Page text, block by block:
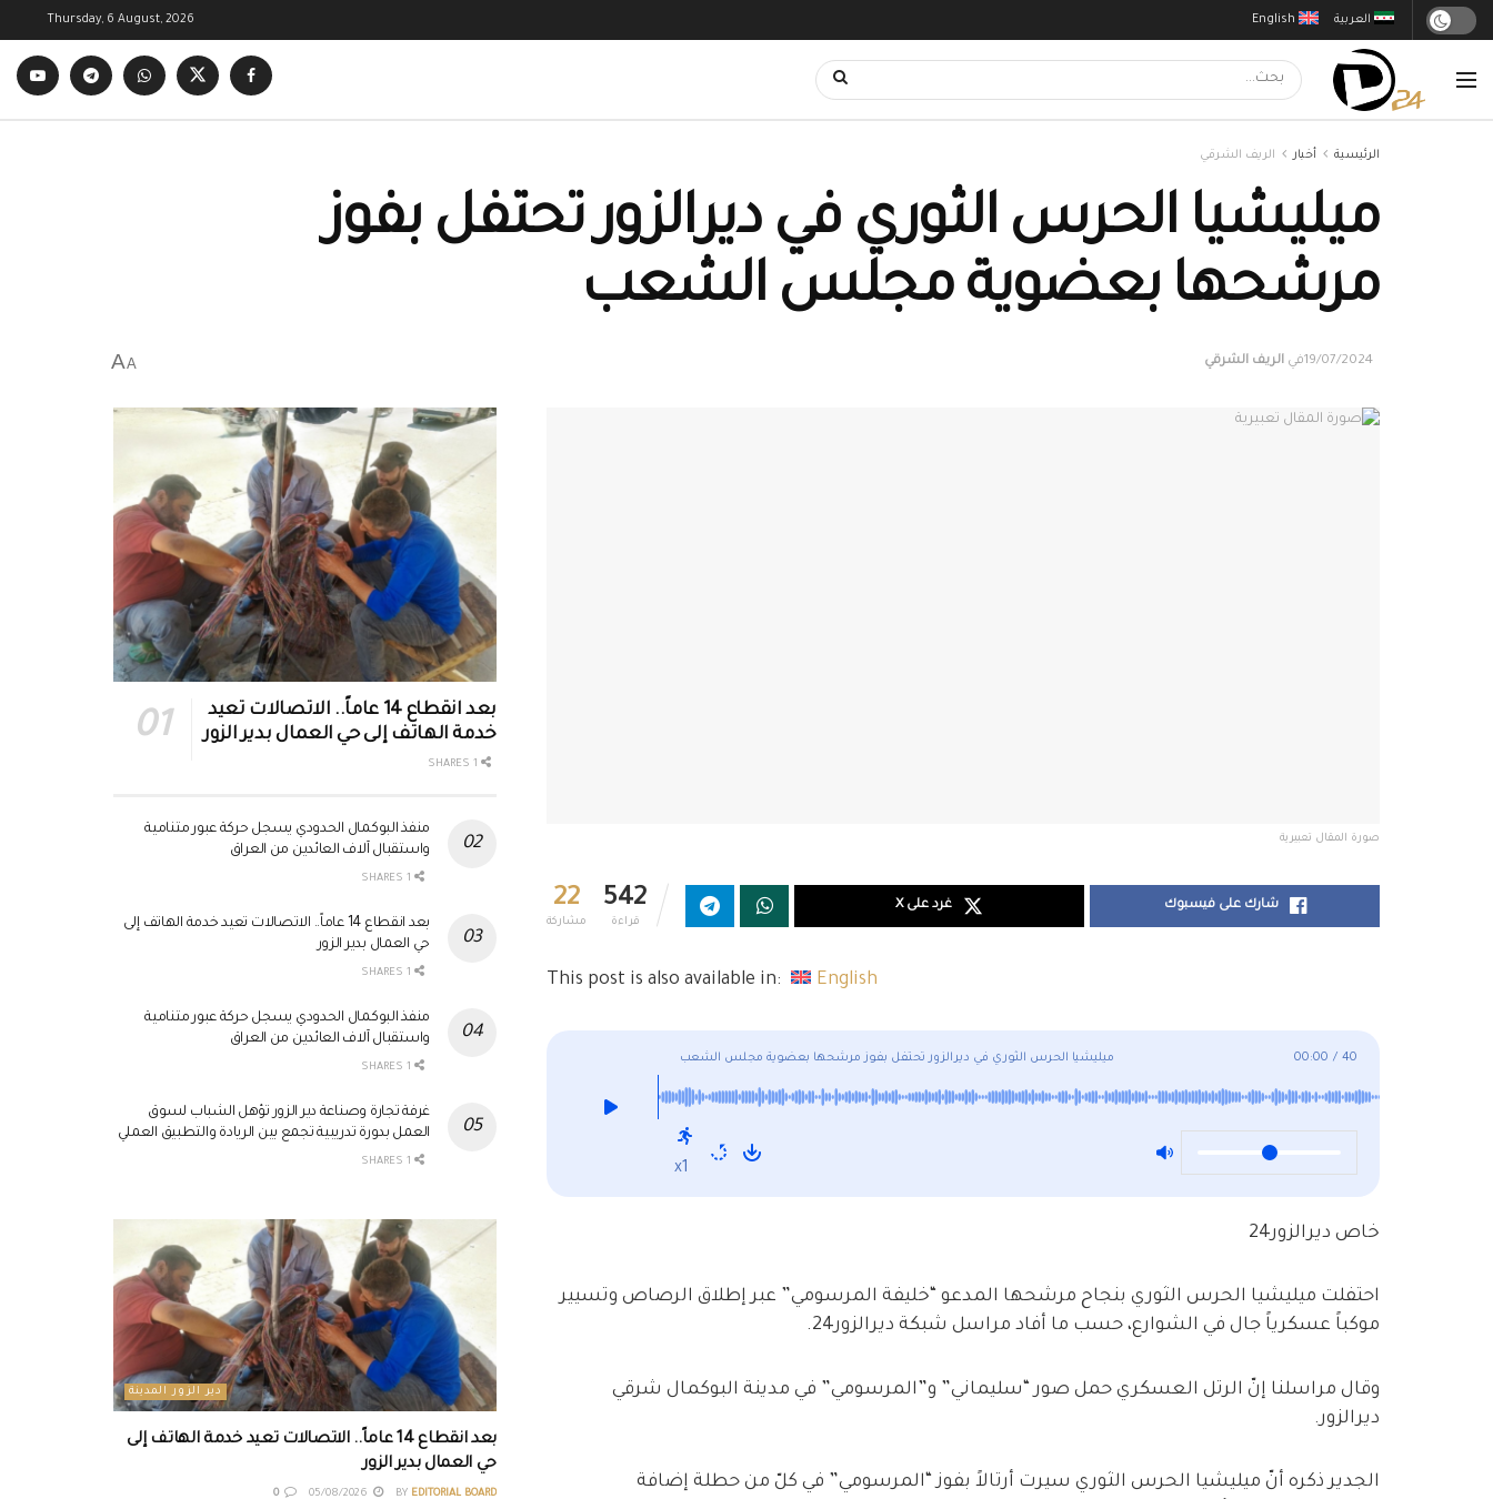
English العربية Thursday, 6 August, 2026
الرئيسية أخبار الريف الشرقي
ميليشيا الحرس الثوري في ديرالزور تحتفل بفوز
مرشحها بعضوية مجلس الشعب
19/07/2024 في الريف الشرقي A
A
صورة المقال تعبيرية
22
مشاركة
542
قراءة
شارك على فيسبوك غرد على X
This post is also available in: English
ميليشيا الحرس الثوري في ديرالزور تحتفل بفوز مرشحها بعضوية مجلس الشعب 00:00 / 40
x1
خاص ديرالزور24
احتفلت ميليشيا الحرس الثوري بنجاح مرشحها المدعو “خليفة المرسومي” عبر إطلاق الرصاص وتسيير
موكباً عسكرياً جال في الشوارع، حسب ما أفاد مراسل شبكة ديرالزور24.
وقال مراسلنا إنّ الرتل العسكري حمل صور “سليماني” و”المرسومي” في مدينة البوكمال شرقي
ديرالزور.
الجدير ذكره أنّ ميليشيا الحرس الثوري سيرت أرتالاً بفوز “المرسومي” في كلّ من حطلة إضافة
بعد انقطاع 14 عاماً.. الاتصالات تعيد
خدمة الهاتف إلى حي العمال بدير الزور
منفذ البوكمال الحدودي يسجل حركة عبور متنامية
واستقبال آلاف العائدين من العراق
بعد انقطاع 14 عاماً.. الاتصالات تعيد خدمة الهاتف إلى
حي العمال بدير الزور
منفذ البوكمال الحدودي يسجل حركة عبور متنامية
واستقبال آلاف العائدين من العراق
غرفة تجارة وصناعة دير الزور تؤهل الشباب لسوق
العمل بدورة تدريبية تجمع بين الريادة والتطبيق العملي
دير الزور المدينة
بعد انقطاع 14 عاماً.. الاتصالات تعيد خدمة الهاتف إلى
حي العمال بدير الزور
BY EDITORIAL BOARD
0